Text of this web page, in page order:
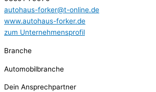
autohaus-forker@t-online.de
www.autohaus-forker.de
zum Unternehmensprofil
Branche
Automobilbranche
Dein Ansprechpartner